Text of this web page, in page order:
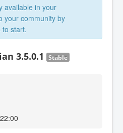
available in your
your community by
to start.
3.5.0.1 Stable